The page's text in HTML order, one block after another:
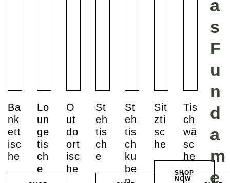
Ba
nk
ett
isc
he
Lo
un
ge
tis
ch
e
O
ut
do
ort
isc
he
St
eh
tis
ch
e
St
eh
tis
ch
ku
be
Sit
zti
sc
he
SHOP
NOW
Tis
ch
wä
sc
he
a
s
F
u
n
d
a
m
e